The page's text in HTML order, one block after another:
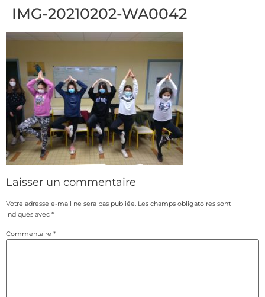
IMG-20210202-WA0042
Laisser un commentaire
Votre adresse e-mail ne sera pas publiée. Les champs obligatoires sont
indiqués avec *
Commentaire *